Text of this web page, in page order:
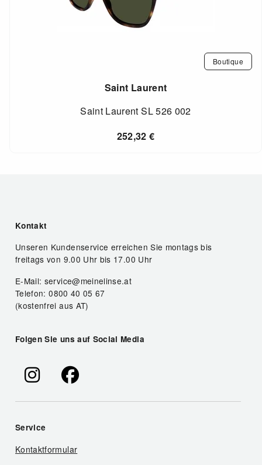
Boutique
Saint Laurent
Saint Laurent SL 526 002
252,32€
Kontakt
Unseren Kundenservice erreichen Sie montags bis
freitags von 9.00 Uhr bis 17.00 Uhr
E-Mail: service@meinelinse.at
Telefon: 0800 40 05 67
(kostenfrei aus AT)
Folgen Sie uns auf Social Media
Service
Kontaktformular